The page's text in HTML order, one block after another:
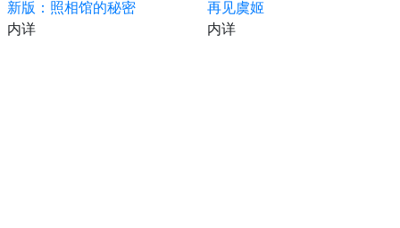
新版：照相馆的秘密
内详
再见虞姬
内详